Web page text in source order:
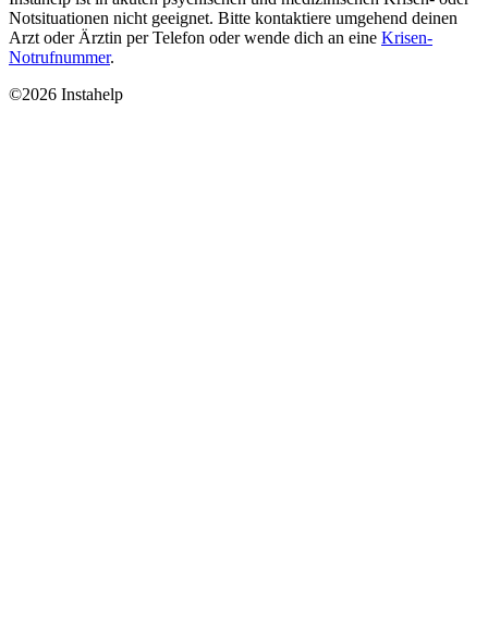
Notsituationen nicht geeignet. Bitte kontaktiere umgehend deinen
Arzt oder Ärztin per Telefon oder wende dich an eine Krisen-
Notrufnummer.
©2026 Instahelp